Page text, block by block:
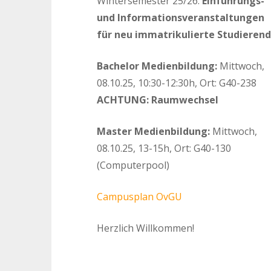
und Informationsveranstaltungen
für neu immatrikulierte
Bachelor Medienbildung: Mittwoch,
08.10.25, 10:30-12:30h, Ort: G40-238
ACHTUNG: Raumwechsel
Master Medienbildung: Mittwoch,
08.10.25, 13-15h, Ort: G40-130
(Computerpool)
Campusplan OvGU
Herzlich Willkommen!